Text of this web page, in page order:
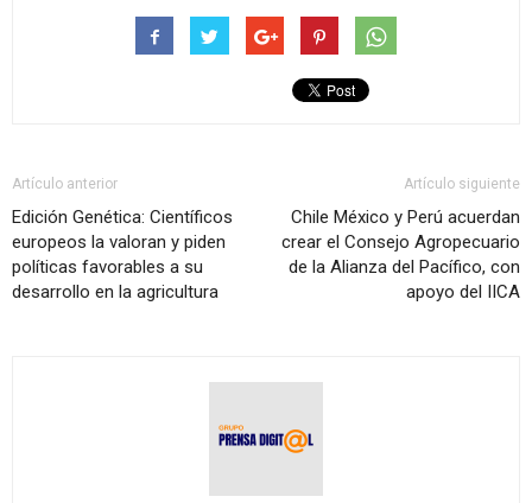
Artículo anterior
Edición Genética: Científicos
europeos la valoran y piden
políticas favorables a su
desarrollo en la agricultura
Artículo siguiente
Chile México y Perú acuerdan
crear el Consejo Agropecuario
de la Alianza del Pacífico, con
apoyo del IICA